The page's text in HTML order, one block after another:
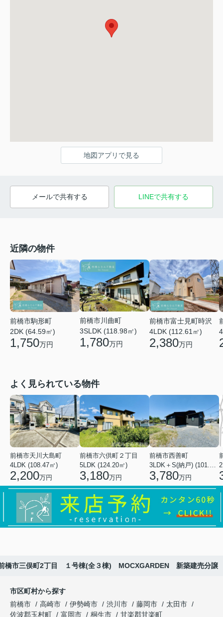
地図アプリで見る
メールで共有する LINEで共有する
近隣の物件
前橋市駒形町
2DK (64.59㎡)
1,750万円
前橋市川曲町
3SLDK (118.98㎡)
1,780万円
前橋市富士見町時沢
4LDK (112.61㎡)
2,380万円
よく見られている物件
前橋市天川大島町
4LDK (108.47㎡)
2,200万円
前橋市六供町２丁目
5LDK (124.20㎡)
3,180万円
前橋市西善町
3,780万円
橋市三俣町2丁目 １号棟(全３棟) MOCXGARDEN 新築建売分譲
市区町村から探す
前橋市
高崎市 伊勢崎市 渋川市 藤岡市
太田市
佐波郡玉村町
富岡市 桐生市
甘楽郡甘楽町